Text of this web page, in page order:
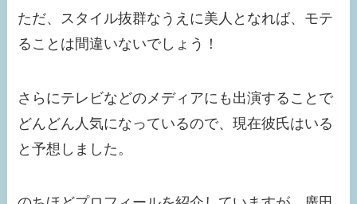
ただ、スタイル抜群なうえに美人となれば、モテ
ることは間違いないでしょう！
さらにテレビなどのメディアにも出演することで
どんどん人気になっているので、現在彼氏はいる
と予想しました。